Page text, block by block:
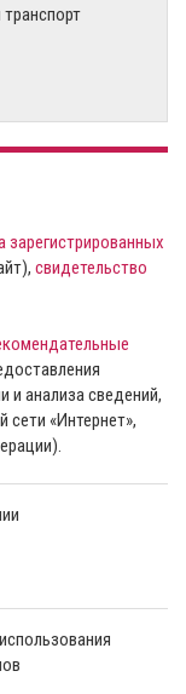
зарегистрированных
свидетельство
и анализа сведений,
сети «Интернет»,